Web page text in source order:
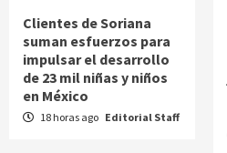
Clientes de Soriana
suman esfuerzos para
impulsar el desarrollo
de 23 mil niñas y niños
en México
18 horas ago Editorial Staff